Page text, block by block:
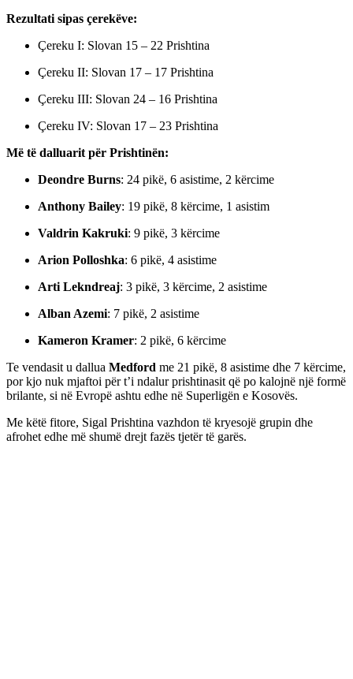
Rezultati sipas çerekëve:
Çereku I: Slovan 15 – 22 Prishtina
Çereku II: Slovan 17 – 17 Prishtina
Çereku III: Slovan 24 – 16 Prishtina
Çereku IV: Slovan 17 – 23 Prishtina
Më të dalluarit për Prishtinën:
Deondre Burns: 24 pikë, 6 asistime, 2 kërcime
Anthony Bailey: 19 pikë, 8 kërcime, 1 asistim
Valdrin Kakruki: 9 pikë, 3 kërcime
Arion Polloshka: 6 pikë, 4 asistime
Arti Lekndreaj: 3 pikë, 3 kërcime, 2 asistime
Alban Azemi: 7 pikë, 2 asistime
Kameron Kramer: 2 pikë, 6 kërcime
Te vendasit u dallua Medford me 21 pikë, 8 asistime dhe 7 kërcime,
por kjo nuk mjaftoi për t’i ndalur prishtinasit që po kalojnë një formë
brilante, si në Evropë ashtu edhe në Superligën e Kosovës.
Me këtë fitore, Sigal Prishtina vazhdon të kryesojë grupin dhe
afrohet edhe më shumë drejt fazës tjetër të garës.